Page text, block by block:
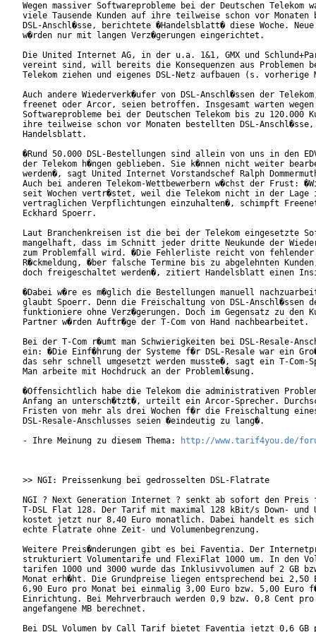
Wegen massiver Softwareprobleme bei der Deutschen Telekom
viele Tausende Kunden auf ihre teilweise schon vor
DSL-Anschl�sse, berichtete �Handelsblatt� diese Woche. Neue
w�rden nur mit langen Verz�gerungen eingerichtet.
Die United Internet AG, in der u.a. 1&1, GMX und
vereint sind, will bereits die Konsequenzen aus Problemen
Telekom ziehen und eigenes DSL-Netz aufbauen (s. vorherige
Auch andere Wiederverk�ufer von DSL-Anschl�ssen der
freenet oder Arcor, seien betroffen. Insgesamt warten wegen
Softwareprobleme bei der Deutschen Telekom bis zu 120.000
ihre teilweise schon vor Monaten bestellten DSL-
Handelsblatt.
�Rund 50.000 DSL-Bestellungen sind allein von uns in den
der Telekom h�ngen geblieben. Sie k�nnen nicht weiter
werden�, sagt United Internet Vorstandschef Ralph
Auch bei anderen Telekom-Wettbewerbern w�chst der Frust:
seit Wochen vertr�stet, weil die Telekom nicht in der
vertraglichen Verpflichtungen einzuhalten�, schimpft
Eckhard Spoerr.
Laut Branchenkreisen ist die bei der Telekom eingesetzte
mangelhaft, dass im Schnitt jeder dritte Neukunde der
zum Problemfall wird. �Die Fehlerliste reicht von fehlender
R�ckmeldung, �ber falsche Termine bis zu abgelehnten
doch freigeschaltet werden�, zitiert Handelsblatt einen
�Dabei w�re es m�glich die Bestellungen manuell
glaubt Spoerr. Denn die Freischaltung von DSL-Anschl�ssen
funktioniere ohne Verz�gerungen. Doch im Gegensatz zu den
Partner w�rden Auftr�ge der T-Com von Hand
Bei der T-Com r�umt man Schwierigkeiten bei DSL-Resale-
ein: �Die Einf�hrung der Systeme f�r DSL-Resale war ein
das sehr schnell umgesetzt werden musste�, sagt ein T-Com-
Man arbeite mit Hochdruck an der Probleml�sung.
�Offensichtlich habe die Telekom die administrativen
Anfang an untersch�tzt�, urteilt ein Arcor-Sprecher.
Fristen von mehr als drei Wochen f�r die Freischaltung
DSL-Resale-Anschlusses seien �eindeutig zu lang�.
- Ihre Meinung zu diesem Thema:
http://www.tarif4you.de/
>> NGI: Preissenkung bei gedrosselten DSL-Flatrate
NGI ? Next Generation Internet ? senkt ab sofort den
T-DSL Flat 128. Der Tarif mit maximal 128 kBit/s Down- und
kostet jetzt nur 8,40 Euro monatlich. Dabei handelt es sich
echte Flatrate ohne Zeit- und Volumenbegrenzung.
Weitere Preis�nderungen gibt es bei Faventia. Der
strukturiert Volumentarife und FlexiFlat 1000 um. In den
tarifen 1000 und 3000 wurde das Inklusivvolumen auf 2 GB
Monat erh�ht. Die Grundpreise liegen entsprechend bei 2,50
6,90 Euro pro Monat bei einmalig 3,00 Euro bzw. 5,00 Euro
Einrichtung. Bei Mehrverbrauch werden 0,9 bzw. 0,8 Cent pro
angefangene MB berechnet.
Bei DSL Volumen by Call Tarif bietet Faventia jetzt 0,6 GB